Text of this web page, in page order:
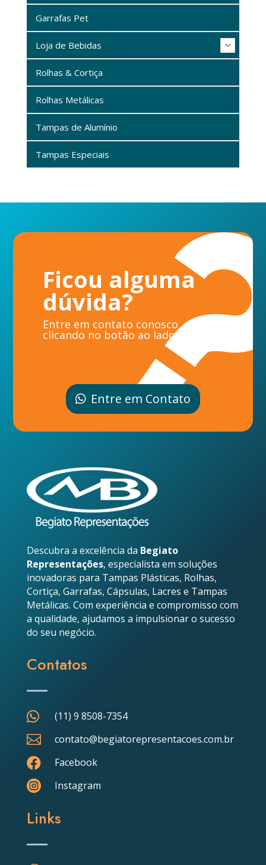
Garrafas Pet
Loja de Bebidas
Rolhas & Cortiça
Rolhas Metálicas
Tampas de Alumínio
Tampas Especiais
Ficou alguma
dúvida?
Entre em contato conosco
clicando no botão ao lado.
Entre em Contato
Descubra a excelência da Begiato
Representações, especialista em soluções
inovadoras para Tampas Plásticas, Rolhas,
Cortiça, Garrafas, Cápsulas, Lacres e Tampas
Metálicas. Com experiência e compromisso com
a qualidade, ajudamos a impulsionar o sucesso
do seu negócio.
Contatos
 (11) 9 8508-7354
 contato@begiatorepresentacoes.com.br
 Facebook
 Instagram
Links